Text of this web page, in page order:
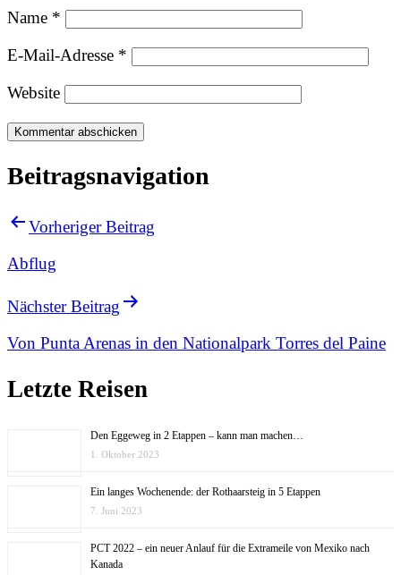
Name *
E-Mail-Adresse *
Website
Beitragsnavigation
Vorheriger Beitrag
Abflug
Nächster Beitrag
Von Punta Arenas in den Nationalpark Torres del Paine
Letzte Reisen
Den Eggeweg in 2 Etappen – kann man machen…
1. Oktober 2023
Ein langes Wochenende: der Rothaarsteig in 5 Etappen
7. Juni 2023
PCT 2022 – ein neuer Anlauf für die Extrameile von Mexiko nach
Kanada